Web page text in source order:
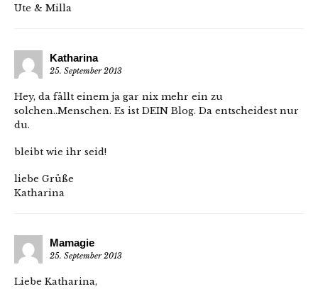
Ute & Milla
Katharina
25. September 2013
Hey, da fällt einem ja gar nix mehr ein zu
solchen..Menschen. Es ist DEIN Blog. Da entscheidest nur
du.
bleibt wie ihr seid!
liebe Grüße
Katharina
Mamagie
25. September 2013
Liebe Katharina,